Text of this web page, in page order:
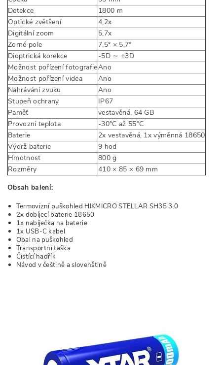
Detekce
1800 m
Optické zvětšení
4,2x
Digitální zoom
5,7x
Zorné pole
7,5° × 5,7°
Dioptrická korekce
-5D ∼ +3D
Možnost pořízení fotografieAno
Možnost pořízení videa
Ano
Nahrávání zvuku
Ano
Stupeň ochrany
IP67
Paměť
vestavěná, 64 GB
Provozní teplota
-30°C až 55°C
Baterie
2x vestavěná, 1x výměnná 18650
Výdrž baterie
9 hod
Hmotnost
800 g
Rozměry
410 × 85 × 69 mm
Obsah balení:
Termovizní puškohled HIKMICRO STELLAR SH35 3.0
2x dobíjecí baterie 18650
1x nabíječka na baterie
1x USB-C kabel
Obal na puškohled
Transportní taška
Čistící hadřík
Návod v češtině a slovenštině